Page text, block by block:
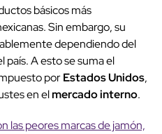
básicos más
Sin embargo, su
dependiendo del
país. A esto se suma el
porEstados Unidos,
en elmercado interno.
las peores marcas de jamón,